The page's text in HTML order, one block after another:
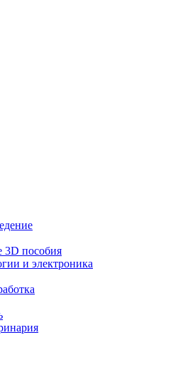
3D пособия
и электроника